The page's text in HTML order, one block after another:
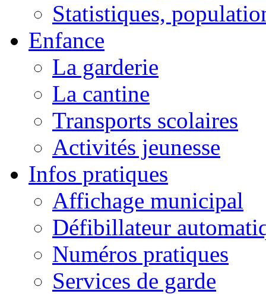
Statistiques,
Enfance
La garderie
La cantine
Transports scolaires
Activités jeunesse
Infos pratiques
Affichage municipal
Défibillateur
Numéros pratiques
Services de garde